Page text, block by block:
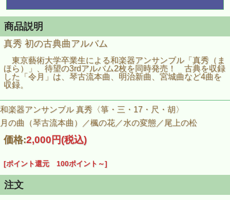
商品説明
真秀 初の古典曲アルバム
東京藝術大学卒業生による和楽器アンサンブル「真秀（ま
ほら）」、待望の3rdアルバム2枚を同時発売！ 古典を収録
した「令月」は、琴古流本曲、明治新曲、宮城曲など4曲を
収録。
和楽器アンサンブル 真秀〈箏・三・17・尺・胡〉
月の曲（琴古流本曲）／楓の花／水の変態／尾上の松
価格:2,000円(税込)
[ポイント還元 100ポイント～]
注文